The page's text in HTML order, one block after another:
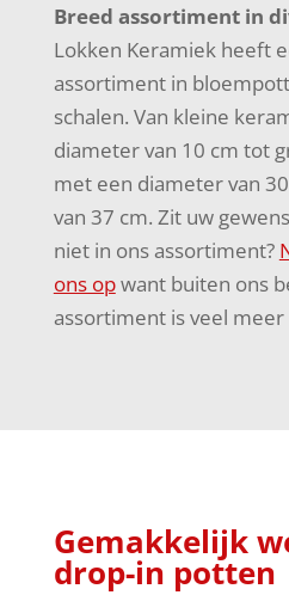
Breed assortiment in
Lokken Keramiek heeft
assortiment in
schalen. Van kleine
diameter van 10 cm tot
met een diameter van
van 37 cm. Zit uw
niet in ons assortiment?
ons opwant buiten ons
assortiment is veel meer
Gemakkelijk
drop-in potten